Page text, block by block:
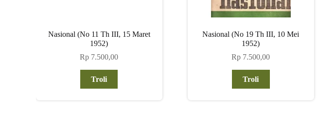
Nasional (No 11 Th III, 15 Maret
1952)
Rp 7.500,00
Troli
Nasional (No 19 Th III, 10 Mei
1952)
Rp 7.500,00
Troli